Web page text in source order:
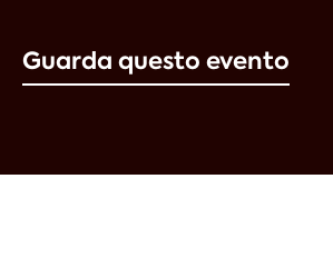
Guarda questo evento